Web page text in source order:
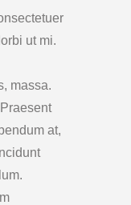
ut mi.
massa.
at,